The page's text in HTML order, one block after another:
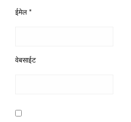
ईमेल *
वेबसाईट